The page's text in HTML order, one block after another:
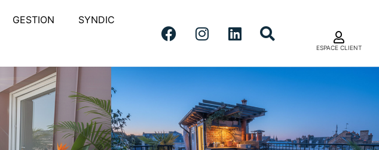
GESTION SYNDIC
ESPACE CLIENT